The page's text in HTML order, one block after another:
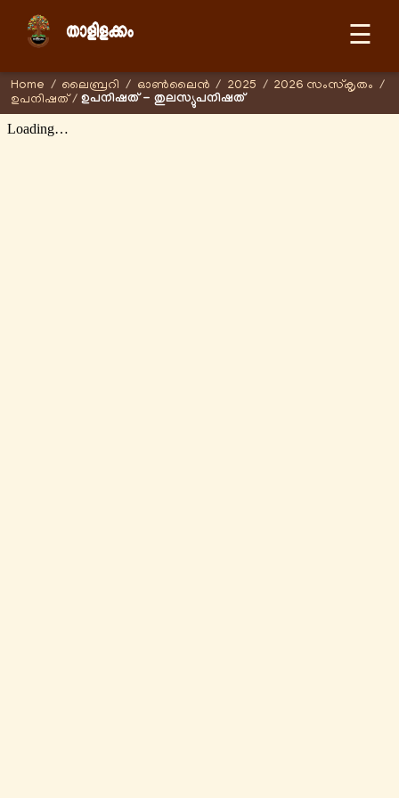
☰
Home / ലൈബ്രറി / ഓണ്‍ലൈന്‍ / 2025 / 2026 സംസ്കൃതം /
ഉപനിഷത് / ഉപനിഷത് - തുലസ്യുപനിഷത്